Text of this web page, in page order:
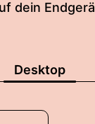
dein
Desktop